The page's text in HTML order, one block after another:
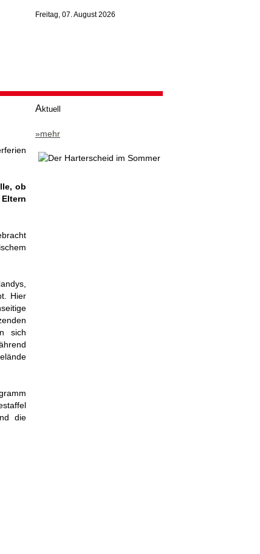
Freitag, 07. August 2026
ob
Hier
sich
die
Aktuell
»mehr